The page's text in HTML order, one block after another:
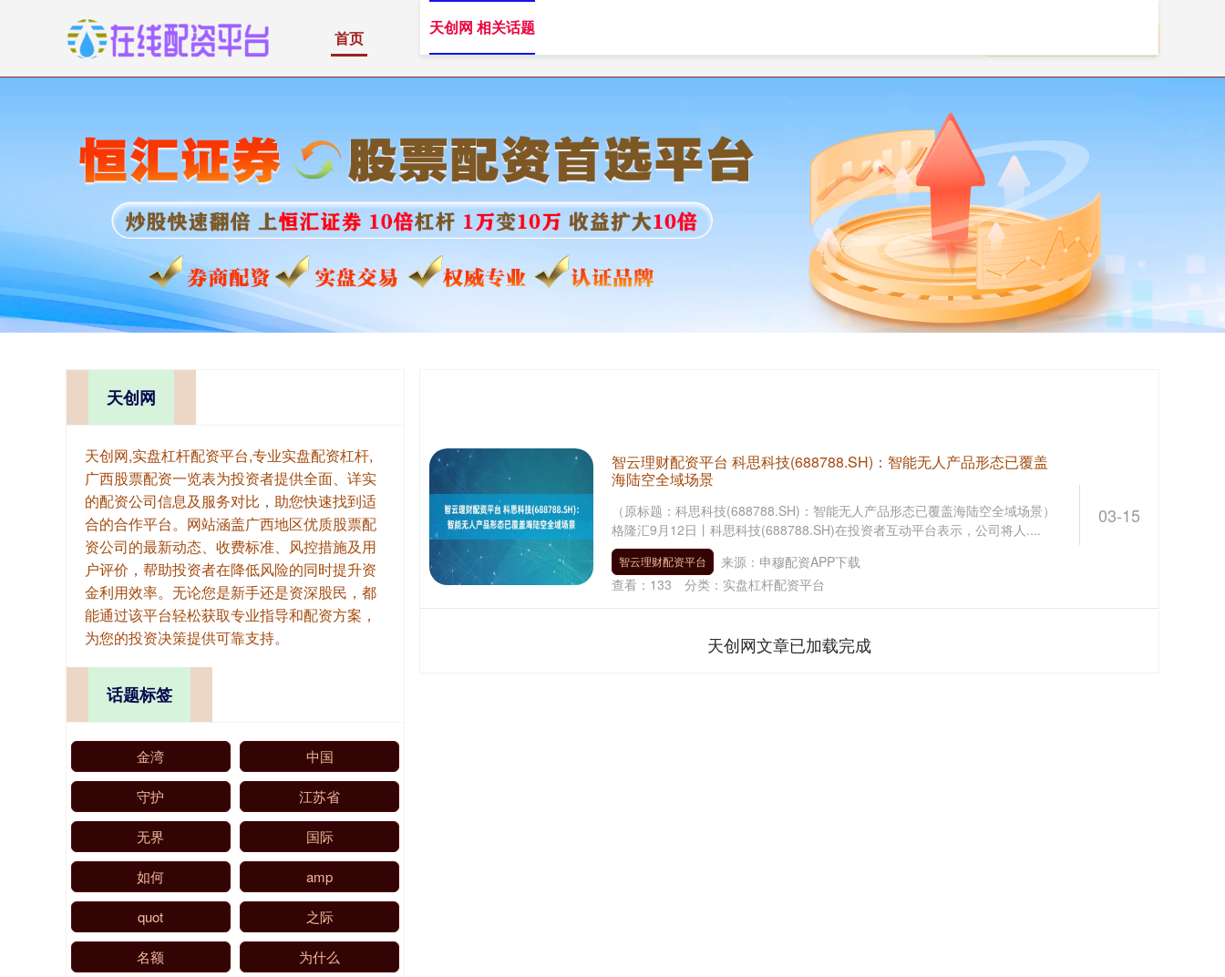
首页 天创网
天创网 相关话题
03-15
智云理财配资平台 科思科技(688788.SH)：智能无人产品形态已覆盖
海陆空全域场景
（原标题：科思科技(688788.SH)：智能无人产品形态已覆盖海陆空全域场景）
格隆汇9月12日丨科思科技(688788.SH)在投资者互动平台表示，公司将人....
智云理财配资平台
来源：申穆配资APP下载
查看： 133 分类： 实盘杠杆配资平台
天创网文章已加载完成
天创网
天创网,实盘杠杆配资平台,专业实盘配资杠杆,
广西股票配资一览表为投资者提供全面、详实
的配资公司信息及服务对比，助您快速找到适
合的合作平台。网站涵盖广西地区优质股票配
资公司的最新动态、收费标准、风控措施及用
户评价，帮助投资者在降低风险的同时提升资
金利用效率。无论您是新手还是资深股民，都
能通过该平台轻松获取专业指导和配资方案，
为您的投资决策提供可靠支持。
话题标签
金湾 中国
守护 江苏省
无界 国际
如何 amp
quot 之际
名额 为什么